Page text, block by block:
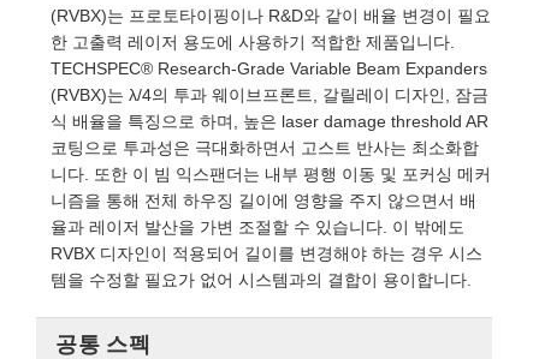
(RVBX)는 프로토타이핑이나 R&D와 같이 배율 변경이 필요
한 고출력 레이저 용도에 사용하기 적합한 제품입니다.
TECHSPEC® Research-Grade Variable Beam Expanders
(RVBX)는 λ/4의 투과 웨이브프론트, 갈릴레이 디자인, 잠금
식 배율을 특징으로 하며, 높은 laser damage threshold AR
코팅으로 투과성은 극대화하면서 고스트 반사는 최소화합
니다. 또한 이 빔 익스팬더는 내부 평행 이동 및 포커싱 메커
니즘을 통해 전체 하우징 길이에 영향을 주지 않으면서 배
율과 레이저 발산을 가변 조절할 수 있습니다. 이 밖에도
RVBX 디자인이 적용되어 길이를 변경해야 하는 경우 시스
템을 수정할 필요가 없어 시스템과의 결합이 용이합니다.
공통 스펙